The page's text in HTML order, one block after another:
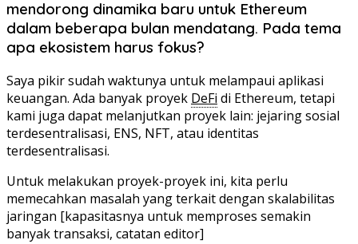
mendorong dinamika baru untuk Ethereum
dalam beberapa bulan mendatang. Pada tema
apa ekosistem harus fokus?
Saya pikir sudah waktunya untuk melampaui aplikasi
keuangan. Ada banyak proyek DeFi di Ethereum, tetapi
kami juga dapat melanjutkan proyek lain: jejaring sosial
terdesentralisasi, ENS, NFT, atau identitas
terdesentralisasi.
Untuk melakukan proyek-proyek ini, kita perlu
memecahkan masalah yang terkait dengan skalabilitas
jaringan [kapasitasnya untuk memproses semakin
banyak transaksi, catatan editor]